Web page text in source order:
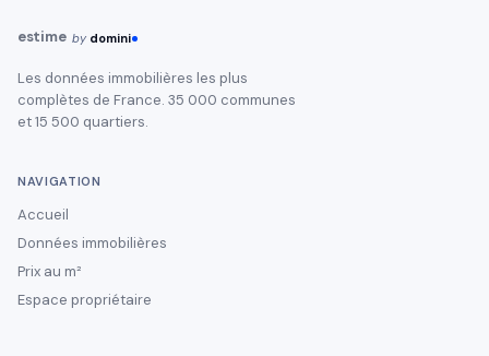
estime by domini
Les données immobilières les plus
complètes de France. 35 000 communes
et 15 500 quartiers.
NAVIGATION
Accueil
Données immobilières
Prix au m²
Espace propriétaire